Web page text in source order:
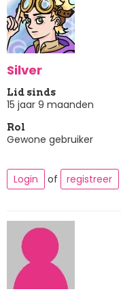
Silver
Lid sinds
15 jaar 9 maanden
Rol
Gewone gebruiker
Login of registreer